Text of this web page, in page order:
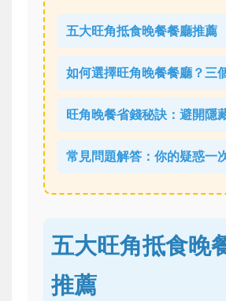
五大旺角抵食晚餐餐廳推薦
如何選擇旺角晚餐餐廳？三
旺角晚餐省錢秘訣：避開隱
常見問題解答：你的疑惑一
五大旺角抵食晚
推薦